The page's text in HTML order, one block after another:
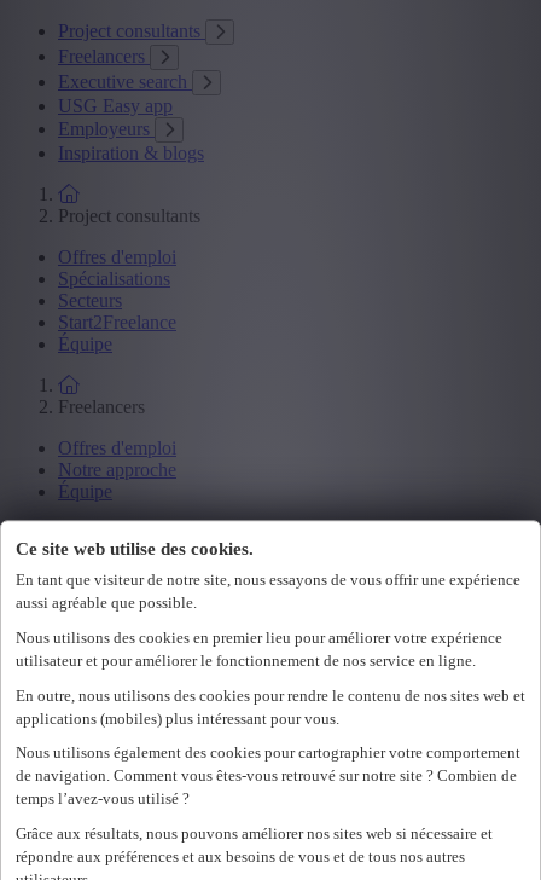
Ce site web utilise des cookies.
En tant que visiteur de notre site, nous essayons de vous offrir une expérience
aussi agréable que possible.
Nous utilisons des cookies en premier lieu pour améliorer votre expérience
utilisateur et pour améliorer le fonctionnement de nos service en ligne.
En outre, nous utilisons des cookies pour rendre le contenu de nos sites web et
applications (mobiles) plus intéressant pour vous.
Nous utilisons également des cookies pour cartographier votre comportement
de navigation. Comment vous êtes-vous retrouvé sur notre site ? Combien de
temps l’avez-vous utilisé ?
Grâce aux résultats, nous pouvons améliorer nos sites web si nécessaire et
répondre aux préférences et aux besoins de vous et de tous nos autres
Project consultants
Freelancers
Executive search
USG Easy app
Employeurs
Inspiration & blogs
Project consultants
Offres d'emploi
Spécialisations
Secteurs
Start2Freelance
Équipe
Freelancers
Offres d'emploi
Notre approche
Équipe
Executive search
Offres d'emploi
Notre approche
Équipe
Employeurs
Notre approche
Équipe
Loading...
Merci pour votre message